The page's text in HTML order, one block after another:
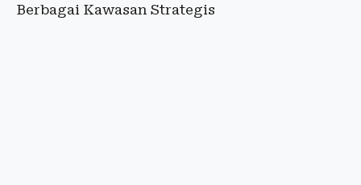
Berbagai Kawasan Strategis